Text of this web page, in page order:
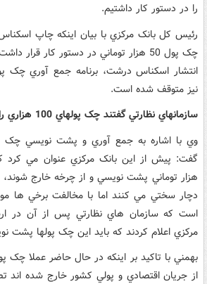
را در دستور کار داشتيم.
چک پول 50 هزار توماني در دستور کار
نيز متوقف شده است.
سازمانهاي نظارتي گفتند چک پولهاي 100 هزاري را جمع کنيد
هزار توماني پشت نويسي و از چرخه خارج شوند،
دچار سختي مي کنند اما با مخالفت برخي ها
است که سازمان هاي نظارتي پس از آن در
مرکزي اعلام کردند که بايد اين چک پولها پشت
از جريان اقتصادي و پولي کشور خارج شده اند